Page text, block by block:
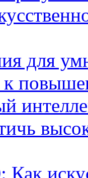
для
Как